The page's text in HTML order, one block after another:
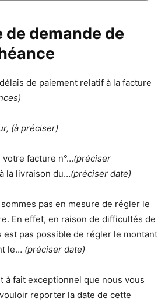
de demande de
de paiement relatif à la facture
(à préciser)
votre facture n°…(préciser
la livraison du…(préciser date)
pas en mesure de régler le
En effet, en raison de difficultés de
pas possible de régler le montant
le… (préciser date)
à fait exceptionnel que nous vous
reporter la date de cette